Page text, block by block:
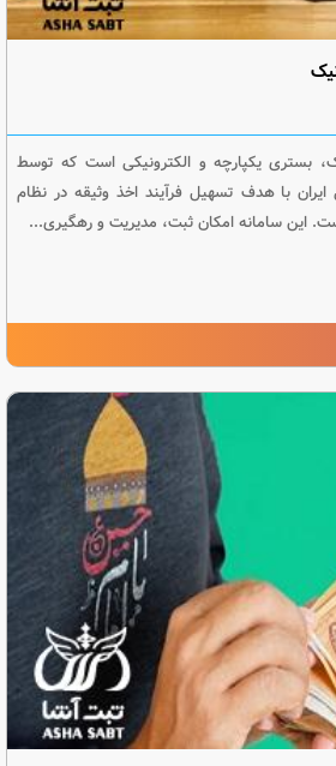
بستری یکپارچه و الکترونیکی است که توسط
با هدف تسهیل فرآیند اخذ وثیقه در نظام
این سامانه امکان ثبت، مدیریت و رهگیری...